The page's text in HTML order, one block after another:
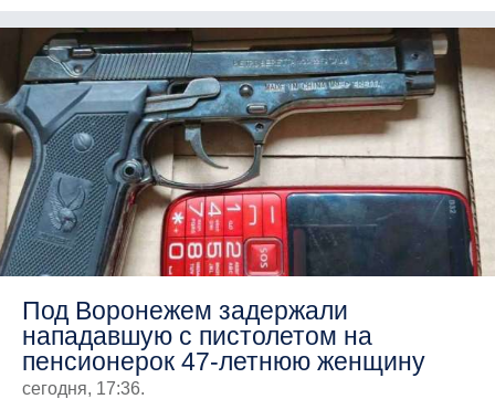
Под Воронежем задержали
нападавшую с пистолетом на
пенсионерок 47-летнюю женщину
сегодня, 17:36.